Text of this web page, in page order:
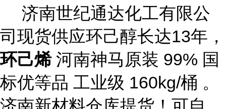
济南世纪通达化工有限公
司现货供应环己醇长达13年，
环己烯 河南神马原装 99% 国
标优等品 工业级 160kg/桶 。